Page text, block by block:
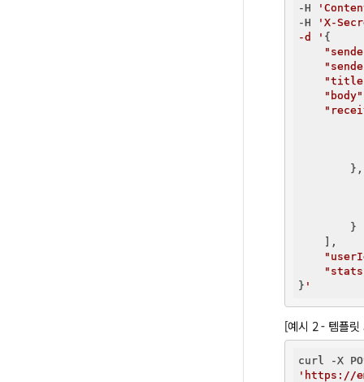
-H
-H
'X-
-d ' {
"body"
        }
    ],
}
[예시 2 - 템플릿
'https://